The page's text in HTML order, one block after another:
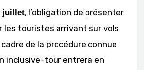
juillet, l’obligation de présenter
les touristes arrivant sur vols
de la procédure connue
inclusive-tour entrera en